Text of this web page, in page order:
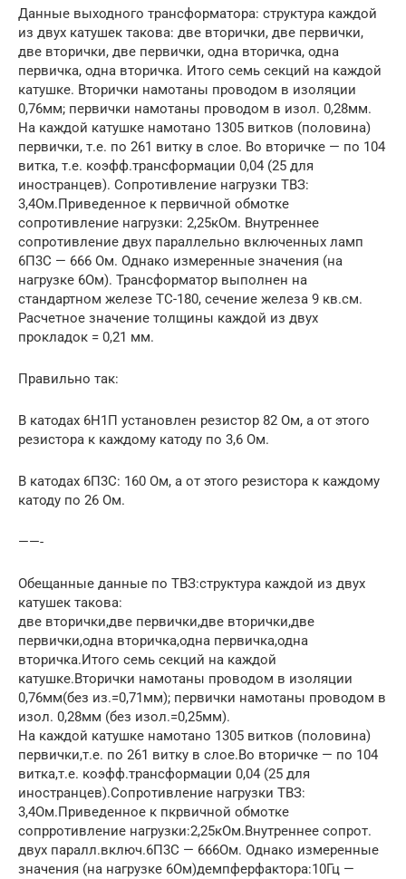
Данные выходного трансформатора: структура каждой
из двух катушек такова: две вторички, две первички,
две вторички, две первички, одна вторичка, одна
первичка, одна вторичка. Итого семь секций на каждой
катушке. Вторички намотаны проводом в изоляции
0,76мм; первички намотаны проводом в изол. 0,28мм.
На каждой катушке намотано 1305 витков (половина)
первички, т.е. по 261 витку в слое. Во вторичке — по 104
витка, т.е. коэфф.трансформации 0,04 (25 для
иностранцев). Сопротивление нагрузки ТВЗ:
3,4Ом.Приведенное к первичной обмотке
сопротивление нагрузки: 2,25кОм. Внутреннее
сопротивление двух параллельно включенных ламп
6П3С — 666 Ом. Однако измеренные значения (на
нагрузке 6Ом). Трансформатор выполнен на
стандартном железе ТС-180, сечение железа 9 кв.см.
Расчетное значение толщины каждой из двух
прокладок = 0,21 мм.
Правильно так:
В катодах 6Н1П установлен резистор 82 Ом, а от этого
резистора к каждому катоду по 3,6 Ом.
В катодах 6П3С: 160 Ом, а от этого резистора к каждому
катоду по 26 Ом.
——-
Обещанные данные по ТВЗ:структура каждой из двух
катушек такова:
две вторички,две первички,две вторички,две
первички,одна вторичка,одна первичка,одна
вторичка.Итого семь секций на каждой
катушке.Вторички намотаны проводом в изоляции
0,76мм(без из.=0,71мм); первички намотаны проводом в
изол. 0,28мм (без изол.=0,25мм).
На каждой катушке намотано 1305 витков (половина)
первички,т.е. по 261 витку в слое.Во вторичке — по 104
витка,т.е. коэфф.трансформации 0,04 (25 для
иностранцев).Сопротивление нагрузки ТВЗ:
3,4Ом.Приведенное к пкрвичной обмотке
сопрротивление нагрузки:2,25кОм.Внутреннее сопрот.
двух паралл.включ.6П3С — 666Ом. Однако измеренные
значения (на нагрузке 6Ом)демпферфактора:10Гц —